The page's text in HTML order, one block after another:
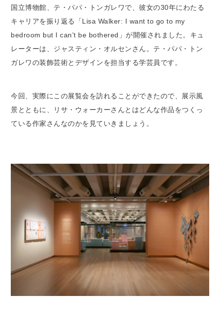
国立博物館、テ・パパ・トンガレワで、彼女の30年にわたる
キャリアを振り返る「Lisa Walker: I want to go to my
bedroom but I can’t be bothered」が開催されました。キュ
レーターは、ジャスティン・オルセンさん。テ・パパ・トン
ガレワの装飾芸術とデザインを担当する学芸員です。
今回、実際にこの展覧会を訪れることができたので、展示風
景とともに、リサ・ウォーカーさんとはどんな作品をつくっ
ている作家さんなのかを見ていきましょう。